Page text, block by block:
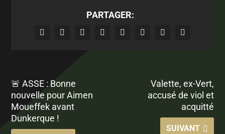
PARTAGER:
🚨 ASSE : Bonne
nouvelle pour Aimen
Moueffek avant
Dunkerque !
Valette, ex-Vert,
accusé de viol et
acquitté
SUIVANT